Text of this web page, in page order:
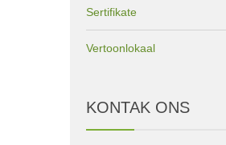
Sertifikate
Vertoonlokaal
KONTAK ONS